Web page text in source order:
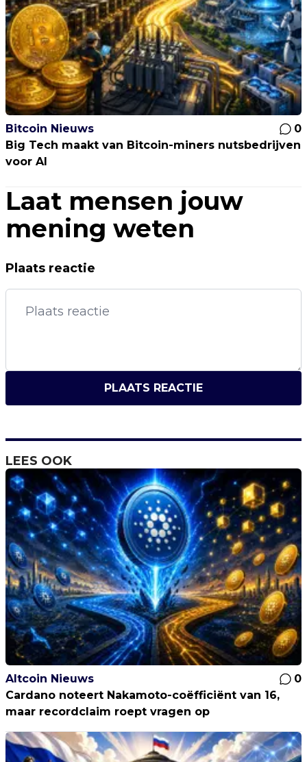
Bitcoin Nieuws
0
Big Tech maakt van Bitcoin-miners nutsbedrijven
voor AI
Laat mensen jouw
mening weten
Plaats reactie
PLAATS REACTIE
LEES OOK
Altcoin Nieuws
0
Cardano noteert Nakamoto-coëfficiënt van 16,
maar recordclaim roept vragen op